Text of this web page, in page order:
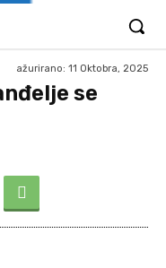
ažurirano: 11 Oktobra, 2025
se